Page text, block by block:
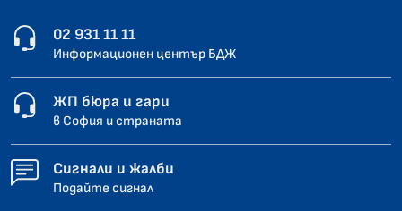
02 931 11 11
Информационен център БДЖ
ЖП бюра и гари
в София и страната
Сигнали и жалби
Подайте сигнал